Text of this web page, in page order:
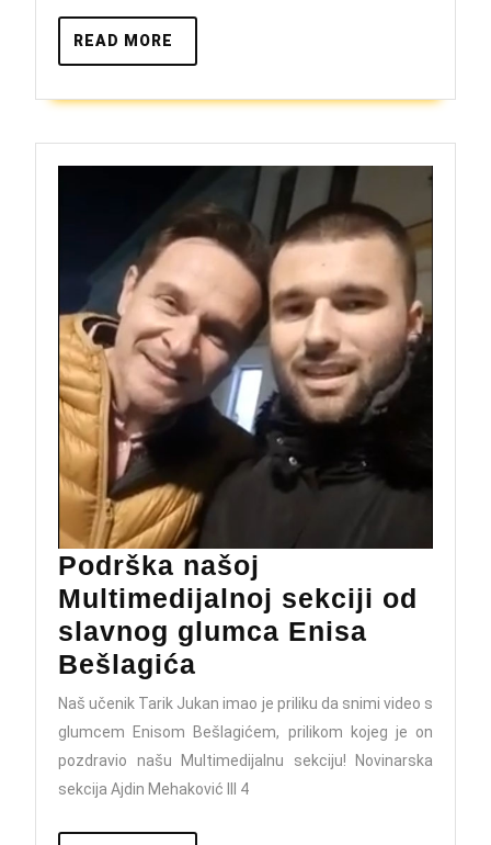
READ MORE
MORE
Podrška našoj
Multimedijalnoj sekciji od
slavnog glumca Enisa
Bešlagića
našoj
Multimedijalnoj
sekciji
od
slavnog
Naš učenik Tarik Jukan imao je priliku da snimi video s
glumcem Enisom Bešlagićem, prilikom kojeg je on
pozdravio našu Multimedijalnu sekciju! Novinarska
sekcija Ajdin Mehaković III 4